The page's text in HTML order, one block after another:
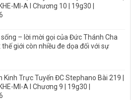
MI-A I Chương 10 | 19g30 |
sống – lời mời gọi của Đức Thánh Cha
giới còn nhiều đe dọa đối với sự
Kinh Trực Tuyến ĐC Stephano Bài 219 |
MI-A I Chương 9 | 19g30 |